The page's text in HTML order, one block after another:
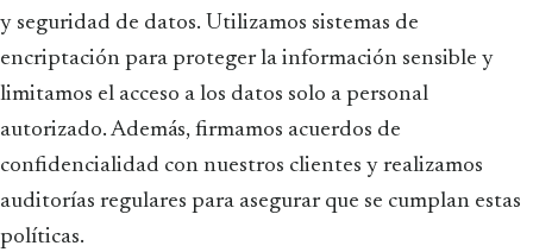
y seguridad de datos. Utilizamos sistemas de
encriptación para proteger la información sensible y
limitamos el acceso a los datos solo a personal
autorizado. Además, firmamos acuerdos de
confidencialidad con nuestros clientes y realizamos
auditorías regulares para asegurar que se cumplan estas
políticas.